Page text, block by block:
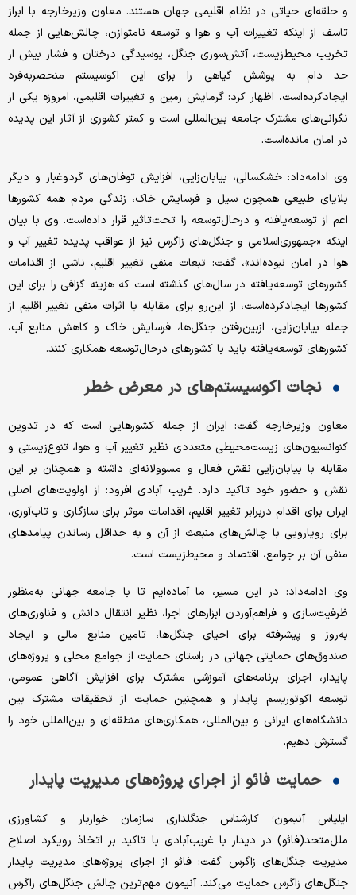
و حلقه‌‌‌‌‌ای حیاتی در نظام اقلیمی جهان هستند. معاون وزیرخارجه با ابراز
تاسف از اینکه تغییرات آب و هوا و توسعه نامتوازن، چالش‌هایی از جمله
تخریب محیط‌زیست، آتش‌سوزی جنگل، پوسیدگی درختان و فشار بیش از
حد دام به پوشش گیاهی را برای این اکوسیستم منحصربه‌فرد
ایجاد‌کرده‌است، اظهار کرد: گرمایش زمین و تغییرات اقلیمی، امروزه یکی از
نگرانی‌های مشترک جامعه بین‌المللی است و کمتر کشوری از آثار این پدیده
در امان مانده‌است.
وی ادامه‌داد: خشکسالی، بیابان‌زایی، افزایش توفان‌‌‌‌‌های گردوغبار و دیگر
بلایای طبیعی همچون سیل و فرسایش خاک، زندگی مردم همه کشورها
اعم از توسعه‌یافته و درحال‌توسعه را تحت‌تاثیر قرار داده‌است. وی با بیان
اینکه «جمهوری‌اسلامی و جنگل‌‌‌‌‌های زاگرس نیز از عواقب پدیده تغییر آب و
هوا در امان نبوده‌‌‌‌‌اند»، گفت: تبعات منفی تغییر اقلیم، ناشی از اقدامات
کشورهای توسعه‌یافته در سال‌های گذشته است که هزینه گزافی را برای این
کشورها ایجاد‌کرده‌است، از این‌رو برای مقابله با اثرات منفی تغییر اقلیم از
جمله بیابان‌زایی، ازبین‌رفتن جنگل‌‌‌‌‌ها، فرسایش خاک و کاهش منابع آب،
کشورهای توسعه‌‌‌‌‌یافته باید با کشورهای درحال‌توسعه همکاری کنند.
نجات اکوسیستم‌های در معرض خطر
معاون وزیرخارجه گفت: ایران از جمله کشورهایی است که در تدوین
کنوانسیون‌‌‌‌‌های زیست‌محیطی متعددی نظیر تغییر آب و هوا، تنوع‌زیستی و
مقابله با بیابان‌زایی نقش فعال و مسوولانه‌‌‌‌‌ای داشته و همچنان بر این
نقش و حضور خود تاکید دارد. غریب آبادی افزود: از اولویت‌‌‌‌‌های اصلی
ایران برای اقدام در‌برابر تغییر اقلیم، اقدامات موثر برای سازگاری و تاب‌‌‌‌‌آوری،
برای رویارویی با چالش‌های منبعث از آن و به حداقل رساندن پیامدهای
منفی آن بر جوامع، اقتصاد و محیط‌زیست است.
وی ادامه‌داد: در این مسیر، ما آماده‌ایم تا با جامعه جهانی به‌منظور
ظرفیت‌سازی و فراهم‌آوردن ابزارهای اجرا، نظیر انتقال دانش و فناوری‌های
به‌روز و پیشرفته برای احیای جنگل‌ها، تامین منابع مالی و ایجاد
صندوق‌های حمایتی جهانی در راستای حمایت از جوامع محلی و پروژه‌های
پایدار، اجرای برنامه‌های آموزشی مشترک برای افزایش آگاهی عمومی،
توسعه اکوتوریسم پایدار و همچنین حمایت از تحقیقات مشترک بین
دانشگاه‌های ایرانی و بین‌المللی، همکاری‌های منطقه‌ای و بین‌المللی خود را
گسترش دهیم.
حمایت فائو از اجرای پروژه‌های مدیریت پایدار
ایلیاس آنیمون؛ کارشناس جنگلداری سازمان خواربار و کشاورزی
ملل‌متحد(فائو) در دیدار با غریب‌‌‌‌‌آبادی با تاکید بر اتخاذ رویکرد اصلاح
مدیریت جنگل‌های زاگرس گفت: فائو از اجرای پروژه‌های مدیریت پایدار
جنگل‌های زاگرس حمایت می‌کند. آنیمون مهم‌ترین چالش‌‌‌‌‌ جنگل‌‌‌‌‌‌های زاگرس